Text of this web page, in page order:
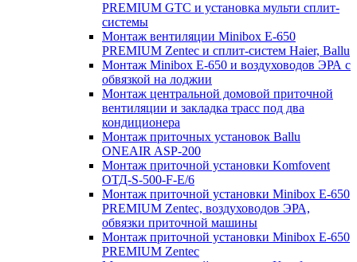
PREMIUM GTC и установка мульти сплит-
системы
Монтаж вентиляции Minibox E-650
PREMIUM Zentec и сплит-систем Haier, Ballu
Монтаж Minibox E-650 и воздуховодов ЭРА с
обвязкой на лоджии
Монтаж центральной домовой приточной
вентиляции и закладка трасс под два
кондиционера
Монтаж приточных установок Ballu
ONEAIR ASP-200
Монтаж приточной установки Komfovent
ОТД-S-500-F-E/6
Монтаж приточной установки Minibox E-650
PREMIUM Zentec, воздуховодов ЭРА,
обвязки приточной машины
Монтаж приточной установки Minibox E-650
PREMIUM Zentec